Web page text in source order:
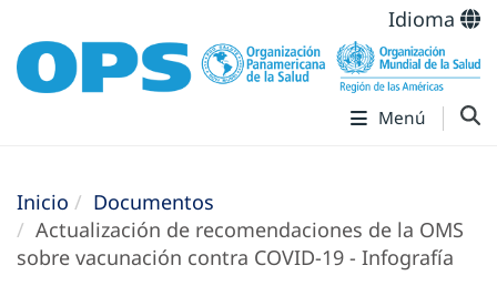
Idioma
Menú
Inicio
Documentos
Actualización de recomendaciones de la OMS
sobre vacunación contra COVID-19 - Infografía